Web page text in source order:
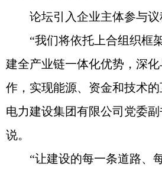
论坛引入企业主体参与议
“我们将依托上合组织框
建全产业链一体化优势，深
作，实现能源、资金和技术的
电力建设集团有限公司党委
说。
“让建设的每一条道路、